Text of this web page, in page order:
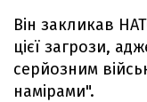
Він закликав
цієї загрози,
серйозним
намірами".